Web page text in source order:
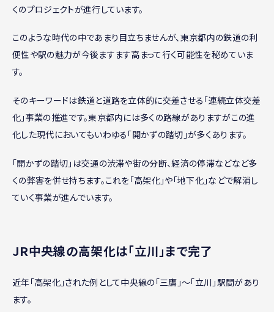
くのプロジェクトが進行しています。
このような時代の中であまり目立ちませんが、東京都内の鉄道の利
便性や駅の魅力が今後ますます高まって行く可能性を秘めていま
す。
そのキーワードは鉄道と道路を立体的に交差させる「連続立体交差
化」事業の推進です。東京都内には多くの路線がありますがこの進
化した現代においてもいわゆる「開かずの踏切」が多くあります。
「開かずの踏切」は交通の渋滞や街の分断、経済の停滞などなど多
くの弊害を併せ持ちます。これを「高架化」や「地下化」などで解消し
ていく事業が進んでいます。
JR中央線の高架化は「立川」まで完了
近年「高架化」された例として中央線の「三鷹」～「立川」駅間があり
ます。